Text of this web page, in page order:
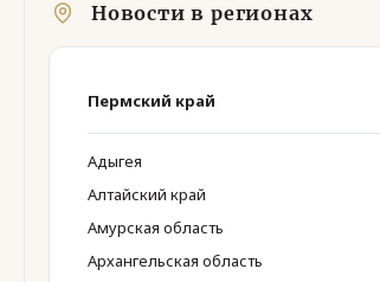
Новости в регионах
Пермский край
Адыгея
Алтайский край
Амурская область
Архангельская область